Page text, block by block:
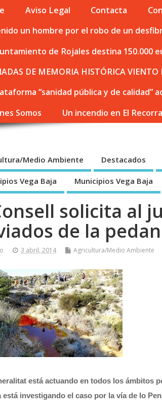
Aviso Legal Contacta
un hombre por el robo de un
de Rojales destina 150.000
DE MEMORIA HISTÓRICA
“sanidad pública y de
Somos
Un incendio en El
Medio Ambiente Destacados
Vega Baja Municipios Vega Baja
solicita al
de la
3 abril, 2014 Agricultura/Medio Ambiente
está actuando en todos los ámbitos
está investigando el caso por la vía de lo